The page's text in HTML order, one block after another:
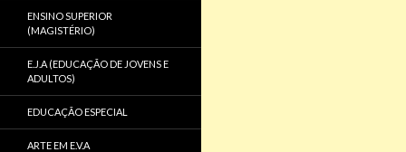
ENSINO SUPERIOR
(MAGISTÉRIO)
E.J.A (EDUCAÇÃO DE JOVENS E
ADULTOS)
EDUCAÇÃO ESPECIAL
ARTE EM E.V.A